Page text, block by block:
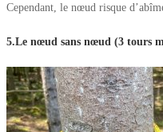
Cependant, le nœud risque
5.Le nœud sans nœud (3 tours